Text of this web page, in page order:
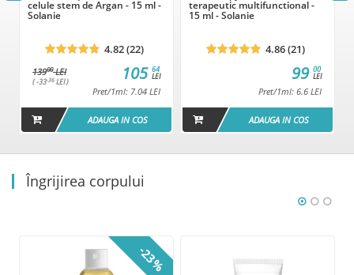
celule stem de Argan - 15 ml -
Solanie
4.82 (22)
13900LEI
( -33-36 LEI )
64
LEI
105
Pret/1ml: 7.04 LEI
ADAUGA IN COS
terapeutic multifunctional -
15 ml - Solanie
4.86 (21)
00
LEI
99
Pret/1ml: 6.6 LEI
ADAUGA IN COS
Îngrijirea corpului
-23%